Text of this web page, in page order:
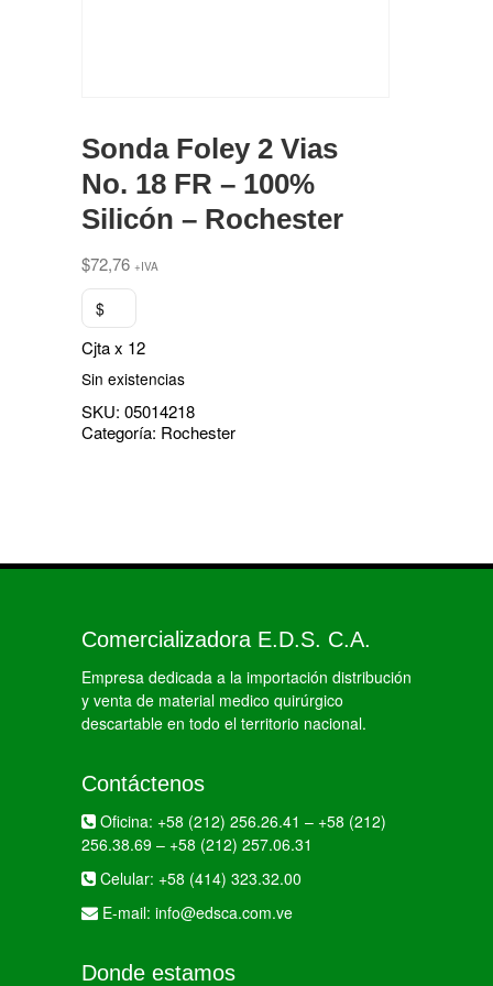
Sonda Foley 2 Vias
No. 18 FR – 100%
Silicón – Rochester
$72,76 +IVA
$
Cjta x 12
Sin existencias
SKU: 05014218
Categoría: Rochester
Comercializadora E.D.S. C.A.
Empresa dedicada a la importación distribución
y venta de material medico quirúrgico
descartable en todo el territorio nacional.
Contáctenos
Oficina: +58 (212) 256.26.41 – +58 (212)
256.38.69 – +58 (212) 257.06.31
Celular: +58 (414) 323.32.00
E-mail: info@edsca.com.ve
Donde estamos